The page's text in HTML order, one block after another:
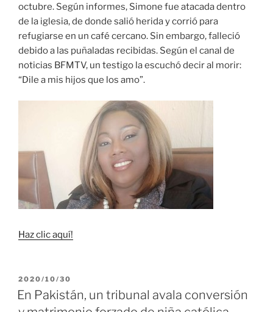
octubre. Según informes, Simone fue atacada dentro
de la iglesia, de donde salió herida y corrió para
refugiarse en un café cercano. Sin embargo, falleció
debido a las puñaladas recibidas. Según el canal de
noticias BFMTV, un testigo la escuchó decir al morir:
“Dile a mis hijos que los amo”.
Haz clic aquí!
PUBLICADO
EL
2020/10/30
En Pakistán, un tribunal avala conversión